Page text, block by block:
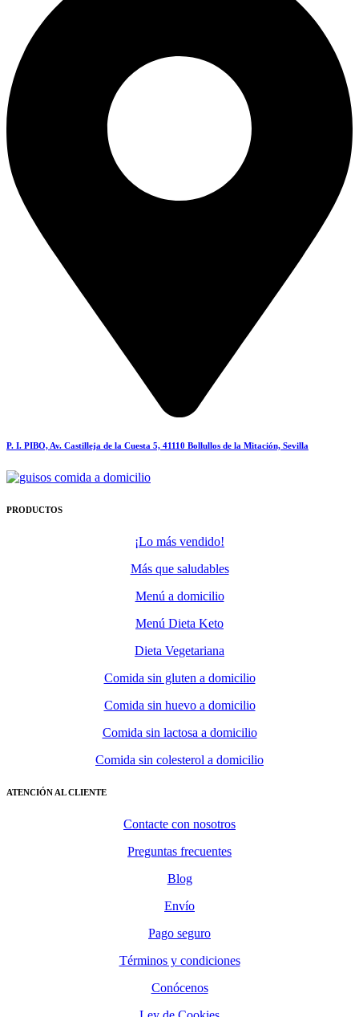
P. I. PIBO, Av. Castilleja de la Cuesta 5, 41110 Bollullos de la Mitación, Sevilla
PRODUCTOS
¡Lo más vendido!
Más que saludables
Menú a domicilio
Menú Dieta Keto
Dieta Vegetariana
Comida sin gluten a domicilio
Comida sin huevo a domicilio
Comida sin lactosa a domicilio
Comida sin colesterol a domicilio
ATENCIÓN AL CLIENTE
Contacte con nosotros
Preguntas frecuentes
Blog
Envío
Pago seguro
Términos y condiciones
Conócenos